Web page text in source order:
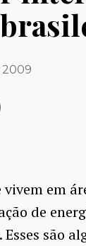
em
de
são